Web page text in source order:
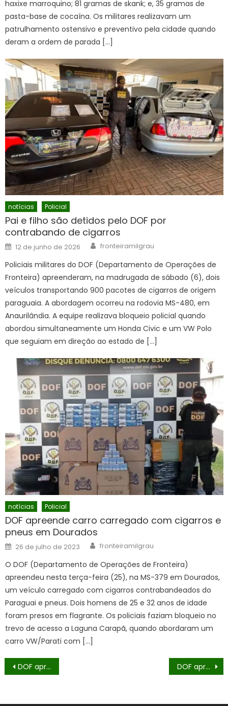
haxixe marroquino; 81 gramas de skank; e, 35 gramas de
pasta-base de cocaína. Os militares realizavam um
patrulhamento ostensivo e preventivo pela cidade quando
deram a ordem de parada […]
notícias Policial
Pai e filho são detidos pelo DOF por
contrabando de cigarros
Posted
on
12 de junho de 2026 Author
fronteiramilgrau
Policiais militares do DOF (Departamento de Operações de
Fronteira) apreenderam, na madrugada de sábado (6), dois
veículos transportando 900 pacotes de cigarros de origem
paraguaia. A abordagem ocorreu na rodovia MS-480, em
Anaurilândia. A equipe realizava bloqueio policial quando
abordou simultaneamente um Honda Civic e um VW Polo
que seguiam em direção ao estado de […]
notícias Policial
DOF apreende carro carregado com cigarros e
pneus em Dourados
Posted
on
26 de julho de 2023 Author
fronteiramilgrau
O DOF (Departamento de Operações de Fronteira)
apreendeu nesta terça-feira (25), na MS-379 em Dourados,
um veículo carregado com cigarros contrabandeados do
Paraguai e pneus. Dois homens de 25 e 32 anos de idade
foram presos em flagrante. Os policiais faziam bloqueio no
trevo de acesso a Laguna Carapã, quando abordaram um
carro VW/Parati com […]
Navegação
DOF apreende droga avaliada em mais de meio milhão de reais que seguia para São Paulo DOF apreende carro abarrotado com materiais contrabandeados avaliados em mais de R$ 440 mil